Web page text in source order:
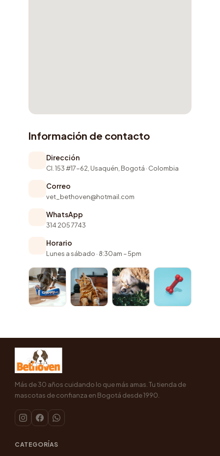
Información de contacto
Dirección
Cl. 153 #17-62, Usaquén, Bogotá · Colombia
Correo
vet_bethoven@hotmail.com
WhatsApp
314 205 7743
Horario
Lunes a sábado · 8:30am – 5pm
Más de 30 años cuidando lo que más amas. Tu tienda de
mascotas de confianza en Bogotá desde 1990.
CATEGORÍAS